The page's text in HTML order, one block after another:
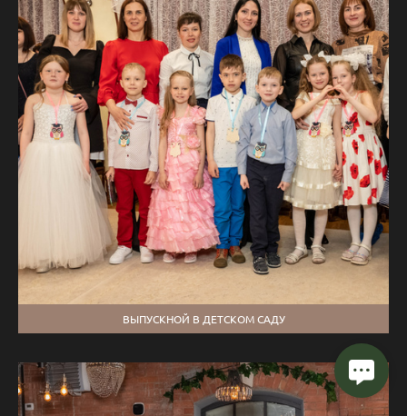
ВЫПУСКНОЙ В ДЕТСКОМ САДУ